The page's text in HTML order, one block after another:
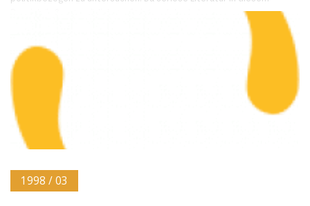
1998 / 03